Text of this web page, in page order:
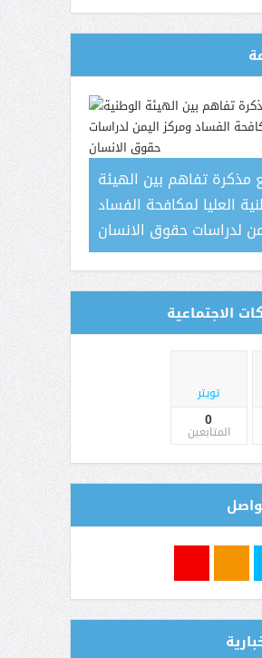
مذكرة تفاهم بين الهيئة
العليا لمكافحة الفساد
لدراسات حقوق الانسان
الاجتماعية
تويتر
0
المتابعين